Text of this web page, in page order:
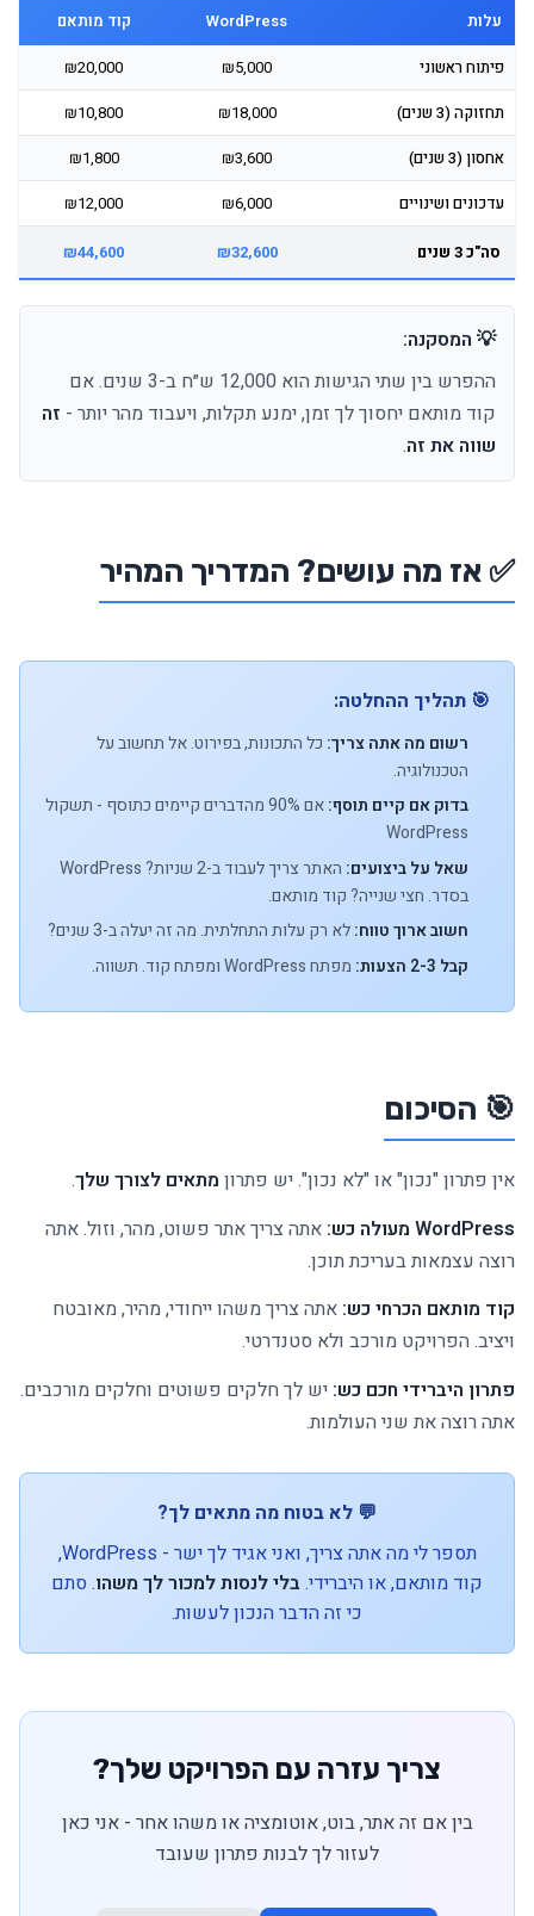
עלות WordPress קוד מותאם
פיתוח ראשוני ₪5,000
₪20,000
תחזוקה (3 שנים)
₪18,000
₪10,800
אחסון (3 שנים)
₪3,600
₪1,800
עדכונים ושינויים
₪6,000
₪12,000
סה"כ 3 שנים ₪32,600
₪44,600
💡 המסקנה:
ההפרש בין שתי הגישות הוא 12,000 ש״ח ב-3 שנים. אם
קוד מותאם יחסוך לך זמן, ימנע תקלות, ויעבוד מהר יותר - זה
שווה את זה.
✅ אז מה עושים? המדריך המהיר
🎯 תהליך ההחלטה:
רשום מה אתה צריך: כל התכונות, בפירוט. אל תחשוב על
הטכנולוגיה.
בדוק אם קיים תוסף:
אם 90% מהדברים קיימים כתוסף - תשקול
WordPress
שאל על ביצועים:
האתר צריך לעבוד ב-2 שניות? WordPress
בסדר. חצי שנייה? קוד מותאם.
חשוב ארוך טווח:לא רק עלות התחלתית. מה זה יעלה ב-3 שנים?
קבל 2-3 הצעות:
מפתח WordPress ומפתח קוד. תשווה.
🎯 הסיכום
אין פתרון "נכון" או "לא נכון". יש פתרון מתאים לצורך שלך.
WordPress מעולה כש:
אתה צריך אתר פשוט, מהר, וזול. אתה
רוצה עצמאות בעריכת תוכן.
קוד מותאם הכרחי כש: אתה צריך משהו ייחודי, מהיר, מאובטח
ויציב. הפרויקט מורכב ולא סטנדרטי.
פתרון היברידי חכם כש: יש לך חלקים פשוטים וחלקים מורכבים.
אתה רוצה את שני העולמות.
💬 לא בטוח מה מתאים לך?
תספר לי מה אתה צריך, ואני אגיד לך ישר - WordPress,
קוד מותאם, או היברידי.בלי לנסות למכור לך משהו. סתם
כי זה הדבר הנכון לעשות.
צריך עזרה עם הפרויקט שלך?
בין אם זה אתר, בוט, אוטומציה או משהו אחר - אני כאן
לעזור לך לבנות פתרון שעובד